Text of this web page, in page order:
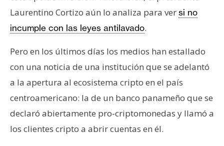
l
i
s
i
N
o
a
Laurentino Cortizo aún lo analiza para versi no
incumple con las leyes antilavado.
Pero en los últimos días los medios han estallado
con una noticia de una institución que se adelantó
a la apertura al ecosistema cripto en el país
centroamericano: la de un banco panameño que se
declaró abiertamente pro-criptomonedas y llamó a
los clientes cripto a abrir cuentas en él.